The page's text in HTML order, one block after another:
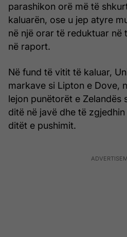
parashikon orë më të
kaluarën, ose u jep atyre
në një orar të reduktuar në
në raport.
Në fund të vitit të kaluar,
markave si Lipton e Dove,
lejon punëtorët e Zelandës
ditë në javë dhe të zgjedhin
ditët e pushimit.